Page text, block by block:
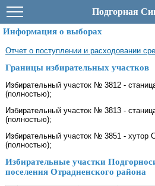
Подгорная
Информация о выборах
Отчет о поступлении и расходовании
Границы избирательных участков
Избирательный участок № 3812 -
(полностью);
Избирательный участок № 3813 -
(полностью);
Избирательный участок № 3851 - хутор
(полностью);
Избирательные участки
поселения Отрадненского района